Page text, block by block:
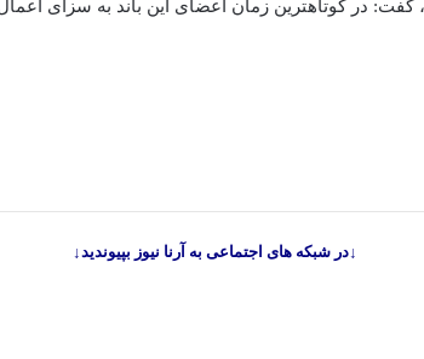
گفت: در کوتاهترین زمان اعضای این باند به سزای
↓در شبکه های اجتماعی به آرنا نیوز بپیوندید↓